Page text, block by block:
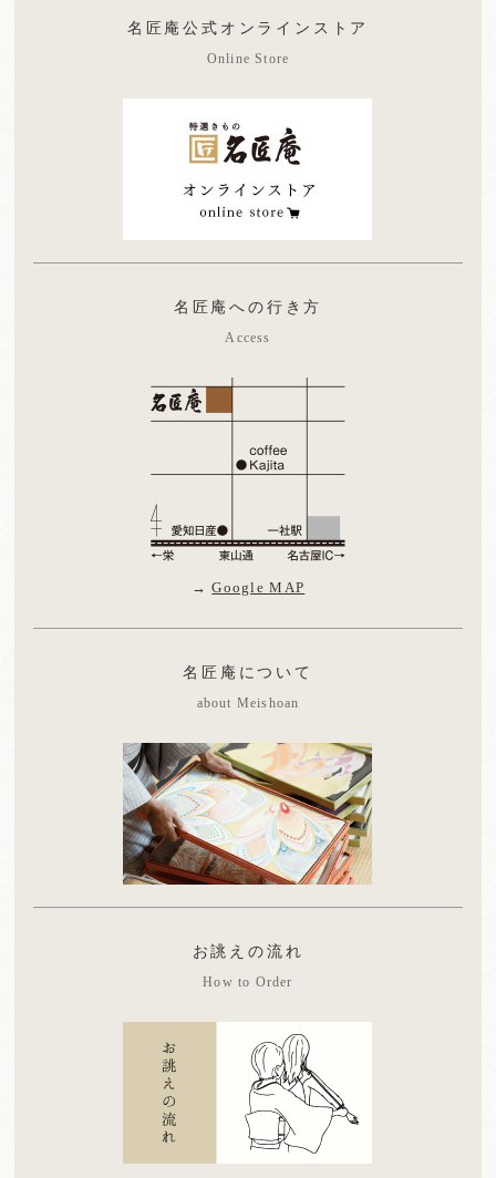
名匠庵公式オンラインストア
Online Store
名匠庵への行き方
Access
→Google MAP
名匠庵について
about Meishoan
お誂えの流れ
How to Order